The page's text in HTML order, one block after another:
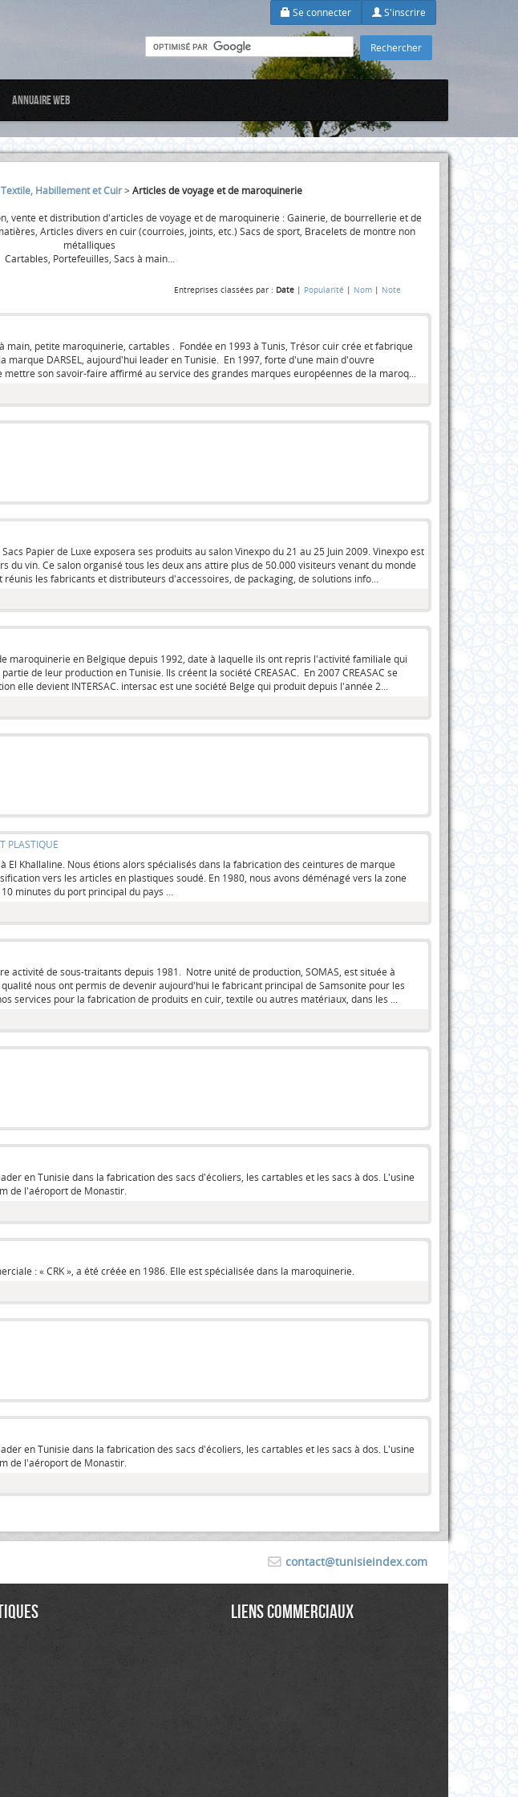
Se connecter S'inscrire
Annuaire web
Textile, Habillement et Cuir>Articles de voyage et de maroquinerie
vente et distribution d'articles de voyage et de maroquinerie : Gainerie, de bourrellerie et de
Articles divers en cuir (courroies, joints, etc.) Sacs de sport, Bracelets de montre non
métalliques
Cartables, Portefeuilles, Sacs à main...
Entreprises classées par : Date| Popularité | Nom| Note
main, petite maroquinerie, cartables . Fondée en 1993 à Tunis, Trésor cuir crée et fabrique
marque DARSEL, aujourd'hui leader en Tunisie. En 1997, forte d'une main d'ouvre
son savoir-faire affirmé au service des grandes marques européennes de la maroq...
Papier de Luxe exposera ses produits au salon Vinexpo du 21 au 25 Juin 2009. Vinexpo est
du vin. Ce salon organisé tous les deux ans attire plus de 50.000 visiteurs venant du monde
les fabricants et distributeurs d'accessoires, de packaging, de solutions info...
maroquinerie en Belgique depuis 1992, date à laquelle ils ont repris l'activité familiale qui
de leur production en Tunisie. Ils créent la société CREASAC. En 2007 CREASAC se
elle devient INTERSAC. intersac est une société Belge qui produit depuis l'année 2...
PLASTIQUE
El Khallaline. Nous étions alors spécialisés dans la fabrication des ceintures de marque
vers les articles en plastiques soudé. En 1980, nous avons déménagé vers la zone
minutes du port principal du pays ...
activité de sous-traitants depuis 1981. Notre unité de production, SOMAS, est située à
nous ont permis de devenir aujourd'hui le fabricant principal de Samsonite pour les
services pour la fabrication de produits en cuir, textile ou autres matériaux, dans les ...
en Tunisie dans la fabrication des sacs d'écoliers, les cartables et les sacs à dos. L'usine
de l'aéroport de Monastir.
: « CRK », a été créée en 1986. Elle est spécialisée dans la maroquinerie.
en Tunisie dans la fabrication des sacs d'écoliers, les cartables et les sacs à dos. L'usine
de l'aéroport de Monastir.
contact@tunisieindex.com
Liens commerciaux